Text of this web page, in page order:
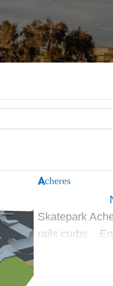
Acheres
Skatepark
rails curbs.